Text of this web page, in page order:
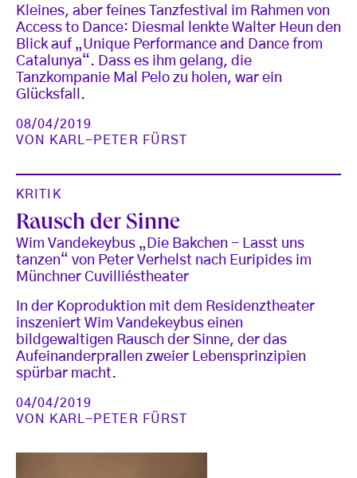
Kleines, aber feines Tanzfestival im Rahmen von
Access to Dance: Diesmal lenkte Walter Heun den
Blick auf „Unique Performance and Dance from
Catalunya“. Dass es ihm gelang, die
Tanzkompanie Mal Pelo zu holen, war ein
Glücksfall.
08/04/2019
VON
KARL-PETER FÜRST
KRITIK
Rausch der Sinne
Wim Vandekeybus „Die Bakchen - Lasst uns
tanzen“ von Peter Verhelst nach Euripides im
Münchner Cuvilliéstheater
In der Koproduktion mit dem Residenztheater
inszeniert Wim Vandekeybus einen
bildgewaltigen Rausch der Sinne, der das
Aufeinanderprallen zweier Lebensprinzipien
spürbar macht.
04/04/2019
VON
KARL-PETER FÜRST